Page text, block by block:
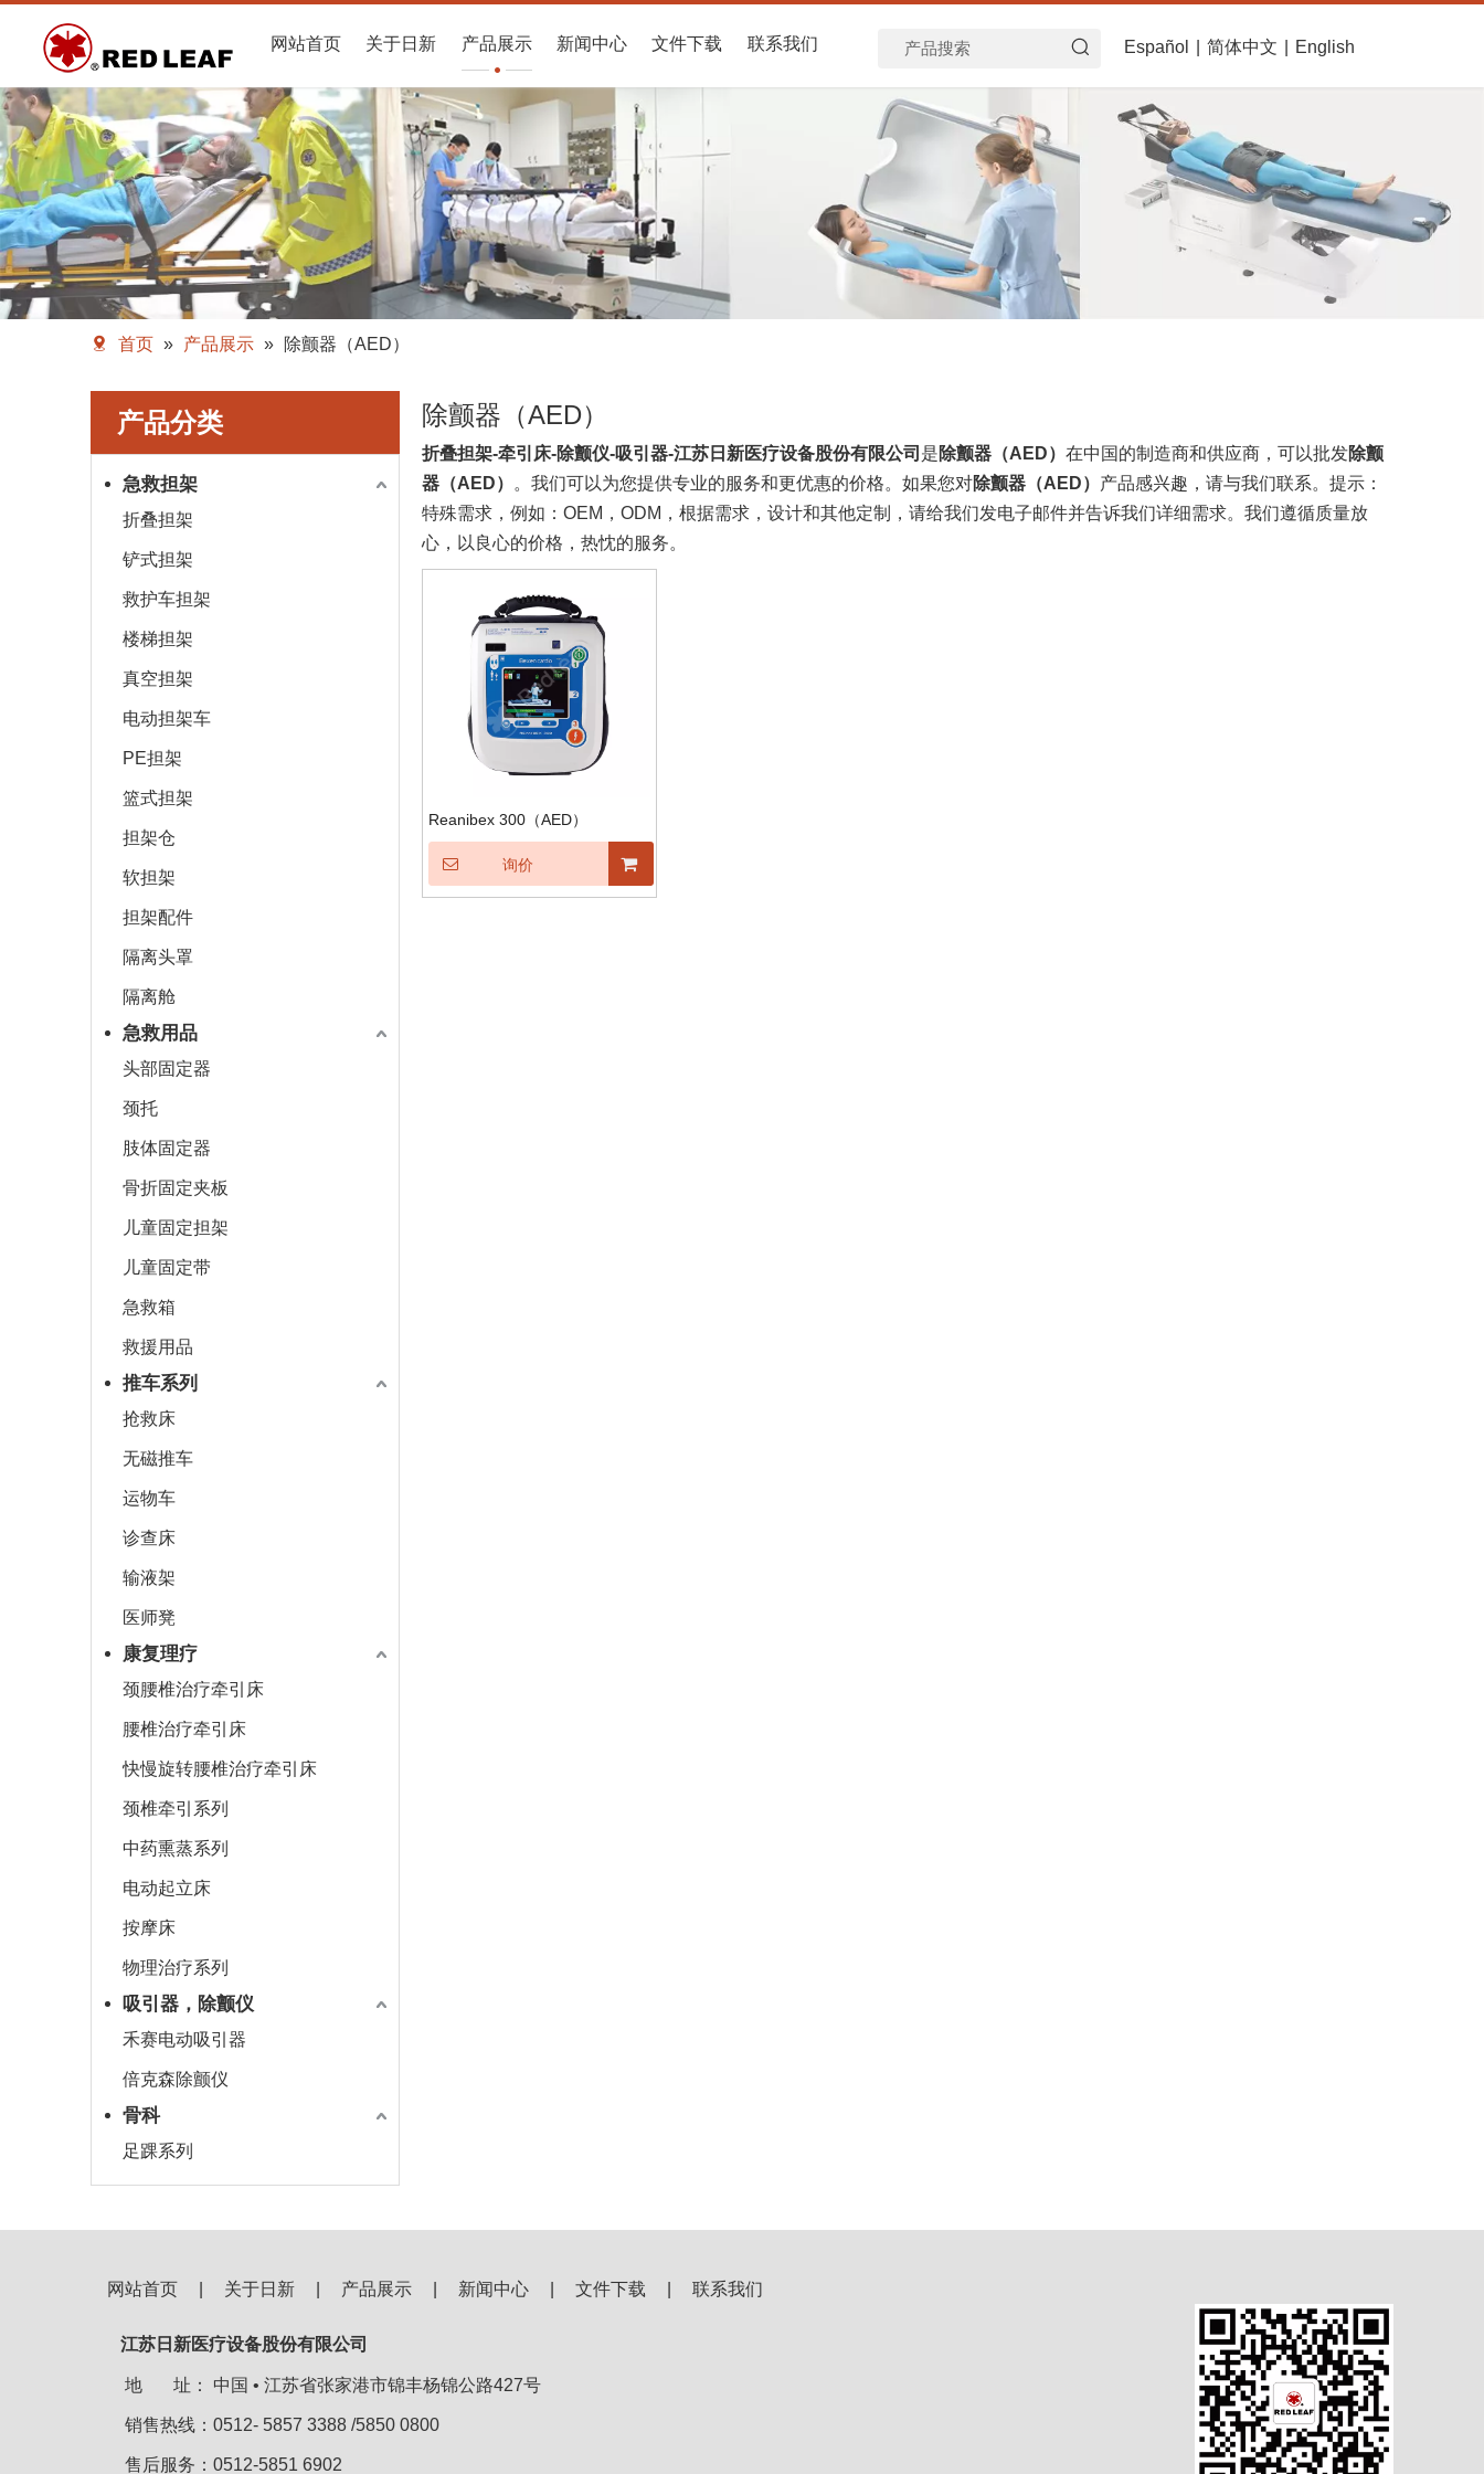
网站首页 关于日新 产品展示 新闻中心 文件下载 联系我们 Español 简体中文 English
首页 » 产品展示 » 除颤器（AED）
产品分类
急救担架
折叠担架
铲式担架
救护车担架
楼梯担架
真空担架
电动担架车
PE担架
篮式担架
担架仓
软担架
担架配件
隔离头罩
隔离舱
急救用品
头部固定器
颈托
肢体固定器
骨折固定夹板
儿童固定担架
儿童固定带
急救箱
救援用品
推车系列
抢救床
无磁推车
运物车
诊查床
输液架
医师凳
康复理疗
颈腰椎治疗牵引床
腰椎治疗牵引床
快慢旋转腰椎治疗牵引床
颈椎牵引系列
中药熏蒸系列
电动起立床
按摩床
物理治疗系列
吸引器，除颤仪
禾赛电动吸引器
倍克森除颤仪
骨科
足踝系列
除颤器（AED）
折叠担架-牵引床-除颤仪-吸引器-江苏日新医疗设备股份有限公司 是除颤器（AED） 在中国的制造商和供应商，可以批发除颤
器（AED）
。我们可以为您提供专业的服务和更优惠的价格。如果您对除颤器（AED） 产品感兴趣，请与我们联系。提示：
特殊需求，例如：OEM，ODM，根据需求，设计和其他定制，请给我们发电子邮件并告诉我们详细需求。我们遵循质量放
心，以良心的价格，热忱的服务。
Reanibex 300（AED）
询价
网站首页 关于日新 产品展示 新闻中心 文件下载 联系我们
江苏日新医疗设备股份有限公司
地 址： 中国 • 江苏省张家港市锦丰杨锦公路427号
销售热线：0512- 5857 3388 /5850 0800
售后服务：0512-5851 6902